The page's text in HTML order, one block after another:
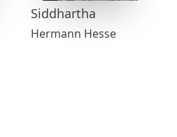
Siddhartha
Hermann Hesse